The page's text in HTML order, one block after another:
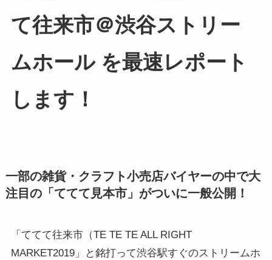
て往来市＠渋谷ストリー
ムホール を最速レポート
します！
一部の雑貨・クラフト小売店バイヤーの中で大
注目の「ててて見本市」がついに一般公開！
「ててて往来市（TE TE TE ALL RIGHT
MARKET2019」と銘打って渋谷駅すぐのストリームホ